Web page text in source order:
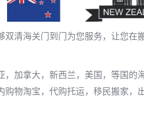
清海关门到门为您服务，让您
加拿大，新西兰，美国，等国
物淘宝，代购托运，移民搬家